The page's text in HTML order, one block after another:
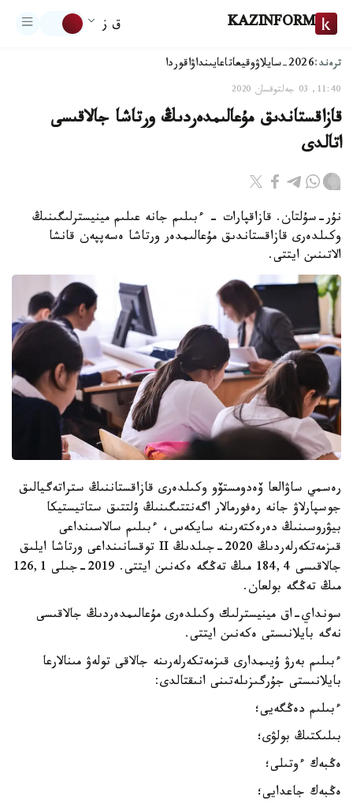
KAZINFORM ق ز
ترەند:2026-سايلاۋ وقيعاتاعايىنداۋاقوردا
11:40, 03 جەلتوقسان 2020
قازاقستاندىق مۇعالىمدەردىڭ ورتاشا جالاقىسى
اتالدى
نۇر-سۇلتان. قازاقپارات - ءبىلىم جانە عىلىم مينيسترلىگىنىڭ
وكىلدەرى قازاقستاندىق مۇعالىمدەر ورتاشا ەسەپپەن قانشا
الاتىنىن ايتتى.
رەسمي ساۋالعا ۆەدومستۆو وكىلدەرى قازاقستاننىڭ ستراتەگيالىق
جوسپارلاۋ جانە رەفورمالار اگەنتتىگىنىڭ ۇلتتىق ستاتيستيكا
بيۋروسىنىڭ دەرەكتەرىنە سايكەس، ءبىلىم سالاسىنداعى
قىزمەتكەرلەردىڭ 2020-جىلدىڭ II توقسانىنداعى ورتاشا ايلىق
جالاقىسى 184,4 مىڭ تەڭگە ەكەنىن ايتتى. 2019-جىلى 126,1
مىڭ تەڭگە بولعان.
سونداي-اق مينيسترلىك وكىلدەرى مۇعالىمدەردىڭ جالاقىسى
نەگە بايلانىستى ەكەنىن ايتتى.
ءبىلىم بەرۋ ۇيىمدارى قىزمەتكەرلەرىنە جالاقى تولەۋ مىنالارعا
بايلانىستى جۇرگىزىلەتىنى انىقتالدى:
ءبىلىم دەڭگەيى؛
بىلىكتىڭ بولۋى؛
ەڭبەك ءوتىلى؛
ەڭبەك جاعدايى؛